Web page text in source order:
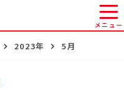
2023年 5月